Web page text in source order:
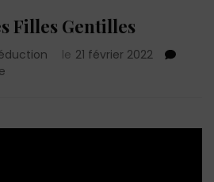
Filles Gentilles
le 21 février 2022